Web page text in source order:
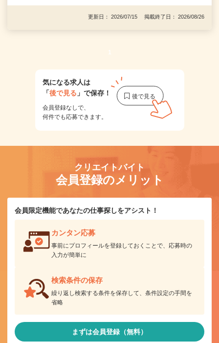
更新日： 2026/07/15 掲載終了日： 2026/08/26
1
気になる求人は
「後で見る 」で保存！
会員登録なしで、
何件でも応募できます。
クリエイトバイト
会員登録のメリット
会員限定機能であなたの仕事探しをアシスト！
カンタン応募
事前にプロフィールを登録しておくことで、応募時の
入力が簡単に
検索条件の保存
繰り返し検索する条件を保存して、条件設定の手間を
省略
まずは会員登録（無料）